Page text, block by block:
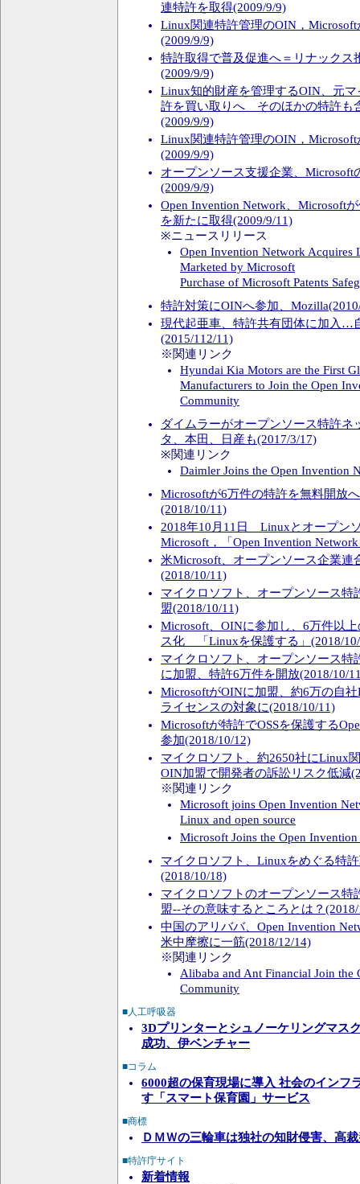
連特許を取得(2009/9/9)
Linux関連特許管理のOIN，
(2009/9/9)
特許取得で普及促進へ＝リナック
(2009/9/9)
Linux知的財産を管理するOIN、元
許を買い取りへ そのほかの特許も
(2009/9/9)
Linux関連特許管理のOIN，
(2009/9/9)
オープンソース支援企業、Microsoft
(2009/9/9)
Open Invention Network、Microsoft
を新たに取得(2009/9/11)
※ニュースリリース
Open Invention Network Acquires
Marketed by Microsoft
Purchase of Microsoft Patents
特許対策にOINへ参加、
現代起亜車、特許共有団体に加入…
(2015/112/11)
※関連リンク
Hyundai Kia Motors are the First
Manufacturers to Join the Open
Community
ダイムラーがオープンソース特許ネ
タ、本田、日産も(2017/3/17)
※関連リンク
Daimler Joins the Open Invention
Microsoftが6万件の特許を無料開放
(2018/10/11)
2018年10月11日 Linuxとオープン
Microsoft，「Open Invention
米Microsoft、オープンソース企業連
(2018/10/11)
マイクロソフト、オープンソース特
盟(2018/10/11)
Microsoft、OINに参加し、6万件以
ス化 「Linuxを保護する」(2018/
マイクロソフト、オープンソース特
に加盟、特許6万件を開放(2018/10/
MicrosoftがOINに加盟、約6万の自
ライセンスの対象に(2018/10/11)
Microsoftが特許でOSSを保護する
参加(2018/10/12)
マイクロソフト、約2650社にLinux
OIN加盟で開発者の訴訟リスク低減
※関連リンク
Microsoft joins Open Invention
Linux and open source
Microsoft Joins the Open
マイクロソフト、Linuxをめぐる特
(2018/10/18)
マイクロソフトのオープンソース特
盟--その意味するところとは？
中国のアリババ、Open Invention
米中摩擦に一筋(2018/12/14)
※関連リンク
Alibaba and Ant Financial Join
Community
■人工呼吸器
3Dプリンターとシュノーケリングマス
成功、伊ベンチャー
■コラム
6000超の保育現場に導入 社会のインフ
す「スマート保育園」サービス
■商標
ＤＭＷの三輪車は独社の知財侵害、高
■特許庁サイト
新着情報